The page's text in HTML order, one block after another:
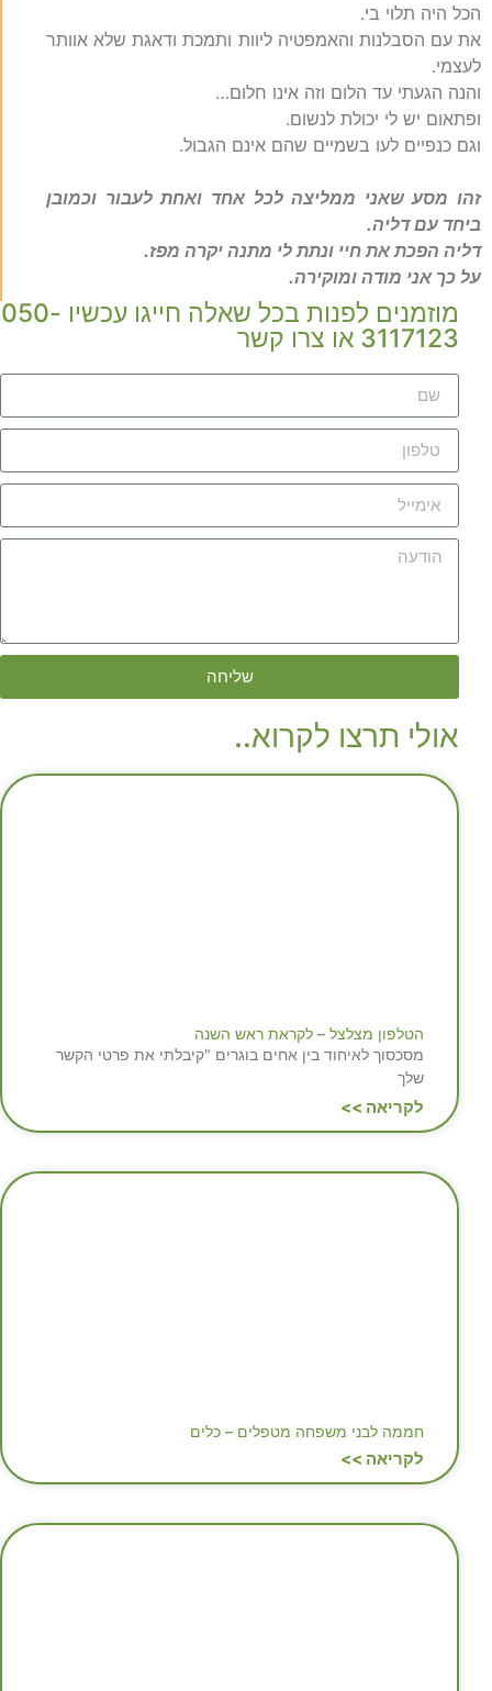
הכל היה תלוי בי.
את עם הסבלנות והאמפטיה ליוות ותמכת ודאגת שלא אוותר
לעצמי.
והנה הגעתי עד הלום וזה אינו חלום…
ופתאום יש לי יכולת לנשום.
וגם כנפיים לעו בשמיים שהם אינם הגבול.
זהו מסע שאני ממליצה לכל אחד ואחת לעבור וכמובן
ביחד עם דליה.
דליה הפכת את חיי ונתת לי מתנה יקרה מפז.
על כך אני מודה ומוקירה.
מוזמנים לפנות בכל שאלה חייגו עכשיו 050-
3117123 או צרו קשר
שליחה
אולי תרצו לקרוא..
הטלפון מצלצל – לקראת ראש השנה
מסכסוך לאיחוד בין אחים בוגרים "קיבלתי את פרטי הקשר
שלך
לקריאה >>
חממה לבני משפחה מטפלים – כלים
לקריאה >>